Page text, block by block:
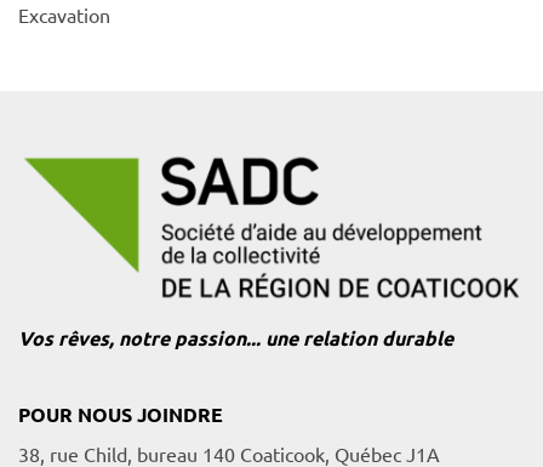
Excavation
Vos rêves, notre passion... une relation durable
POUR NOUS JOINDRE
38, rue Child, bureau 140 Coaticook, Québec J1A